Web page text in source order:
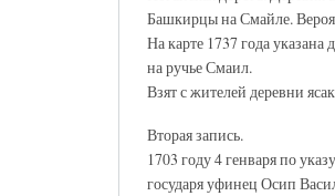
Башкирцы на Смайле.
На карте 1737 года указана
на ручье Смаил.
Взят с жителей деревни
Вторая запись.
1703 году 4 генваря по
государя уфинец Осип